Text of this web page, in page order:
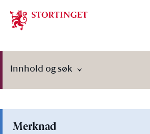
Stortinget.no
Innhold og søk
Merknad